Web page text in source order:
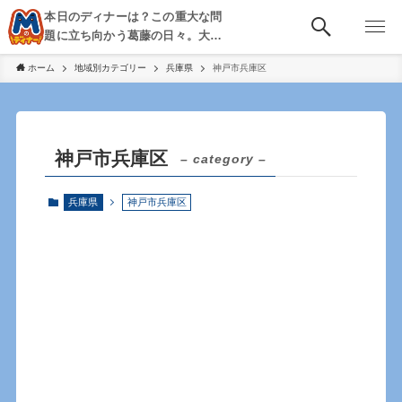
本日のディナーは？この重大な問
題に立ち向かう葛藤の日々。大
阪・京都・神戸を中心とした食べ
歩き、飲み歩きを綴る。
ホーム 地域別カテゴリー 兵庫県 神戸市兵庫区
神戸市兵庫区 – category –
兵庫県 神戸市兵庫区